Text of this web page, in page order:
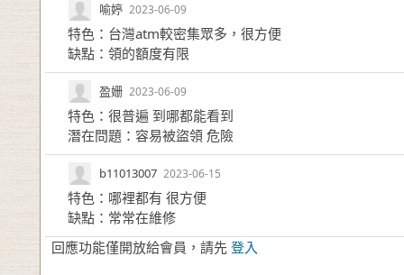
喻婷 2023-06-09
特色：台灣atm較密集眾多，很方便
缺點：領的額度有限
盈姗 2023-06-09
特色：很普遍 到哪都能看到
潛在問題：容易被盜領 危險
b11013007 2023-06-15
特色：哪裡都有 很方便
缺點：常常在維修
回應功能僅開放給會員，請先 登入